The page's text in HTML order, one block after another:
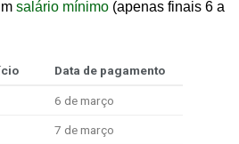
salário mínimo (apenas finais 6 a
Data de pagamento
6 de março
7 de março